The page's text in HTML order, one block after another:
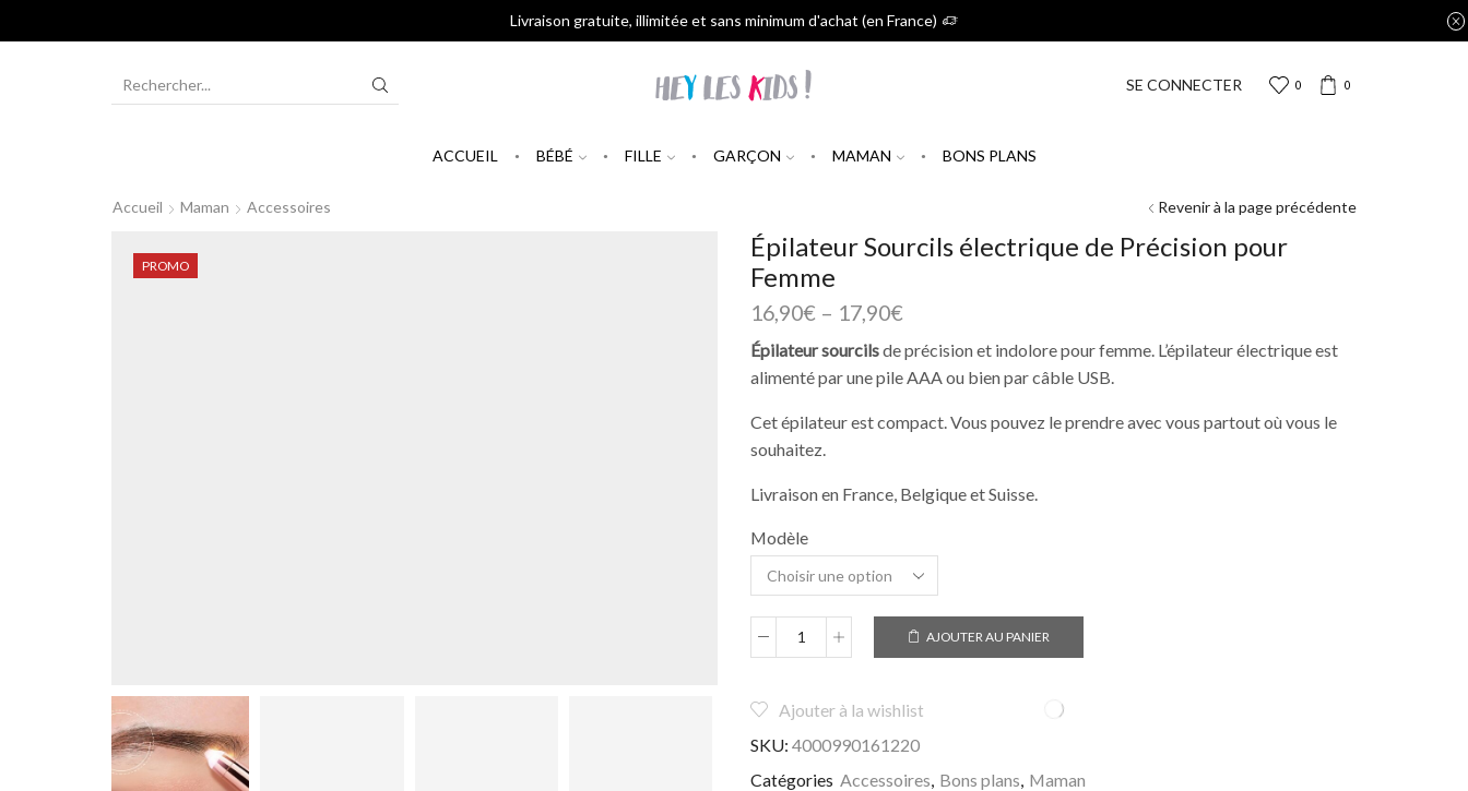
Livraison gratuite, illimitée et sans minimum d'achat (en France)
SE CONNECTER 0 0
ACCUEIL BÉBÉ FILLE GARÇON MAMAN BONS PLANS
Accueil Maman Accessoires Revenir à la page précédente
PROMO
Épilateur Sourcils électrique de Précision pour
Femme
16,90€ – 17,90€
Épilateur sourcilsde précision et indolore pour femme. L’épilateur électrique est
alimenté par une pile AAA ou bien par câble USB.
Cet épilateur est compact. Vous pouvez le prendre avec vous partout où vous le
souhaitez.
Livraison en France, Belgique et Suisse.
Modèle
quantité
Sourcils
de
Précision
AJOUTER AU PANIER
Ajouter à la wishlist
SKU: 4000990161220
Catégories Accessoires, Bons plans, Maman